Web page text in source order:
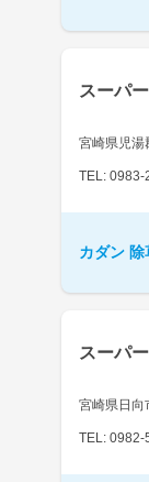
スーパ
宮崎県児湯
TEL: 0983-
カダン
スーパ
宮崎県日向
TEL: 0982-